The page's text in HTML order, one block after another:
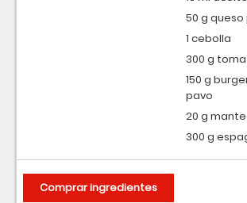
50 g
1 cebolla
300 g
150 g
pavo
20 g
300 g
Comprar ingredientes